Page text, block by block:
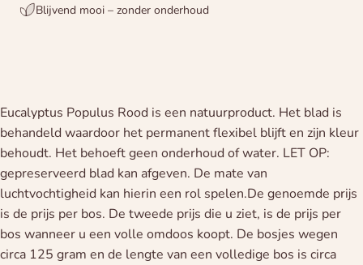
Blijvend mooi – zonder onderhoud
Eucalyptus Populus Rood is een natuurproduct. Het blad is
behandeld waardoor het permanent flexibel blijft en zijn kleur
behoudt. Het behoeft geen onderhoud of water. LET OP:
gepreserveerd blad kan afgeven. De mate van
luchtvochtigheid kan hierin een rol spelen.De genoemde prijs
is de prijs per bos. De tweede prijs die u ziet, is de prijs per
bos wanneer u een volle omdoos koopt. De bosjes wegen
circa 125 gram en de lengte van een volledige bos is circa